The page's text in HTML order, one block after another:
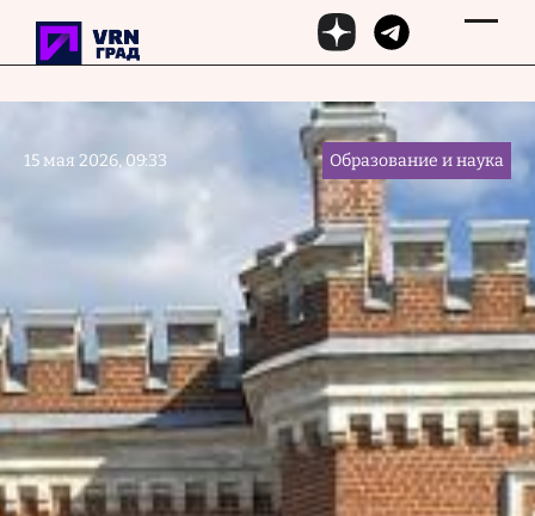
Перейти к основному содержанию
15 мая 2026, 09:33 Образование и наука